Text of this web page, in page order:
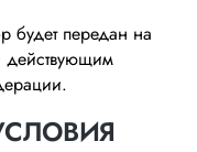
будет передан на
действующим